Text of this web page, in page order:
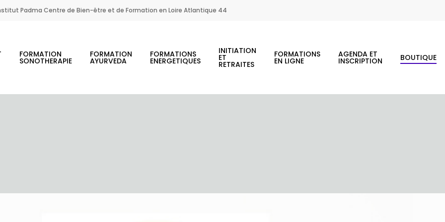
Padma Centre de Bien-être et de Formation en Loire Atlantique 44
FORMATION
SONOTHERAPIE
FORMATION
AYURVEDA
FORMATIONS
ENERGETIQUES
INITIATION
ET
RETRAITES
FORMATIONS
EN LIGNE
AGENDA ET
INSCRIPTION BOUTIQUE